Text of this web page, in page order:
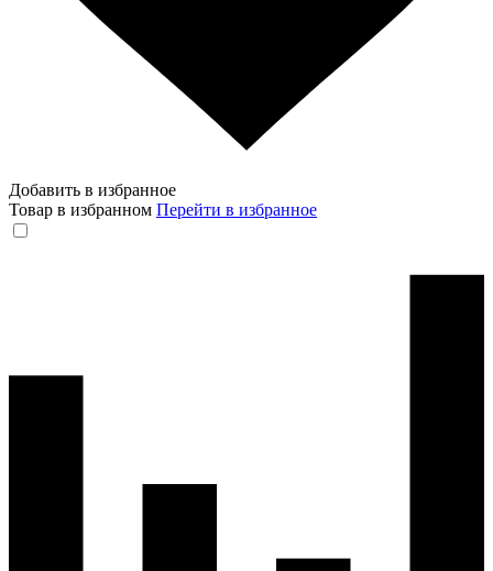
Добавить в избранное
Товар в избранном Перейти в избранное